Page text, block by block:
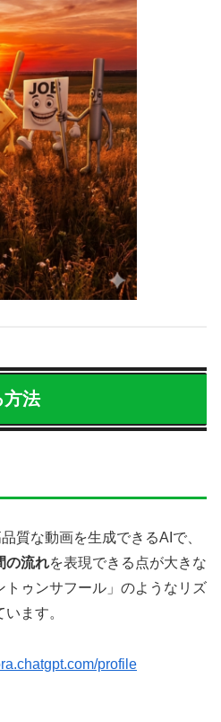
方法
質な動画を生成できるAIで、
の流れを表現できる点が大きな
ゥンサフール」のようなリズ
ます。
profile